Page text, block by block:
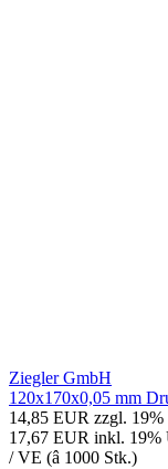
Ziegler GmbH
120x170x0,05 mm
14,85 EUR zzgl. 19%
17,67 EUR inkl. 19%
/ VE (â 1000 Stk.)